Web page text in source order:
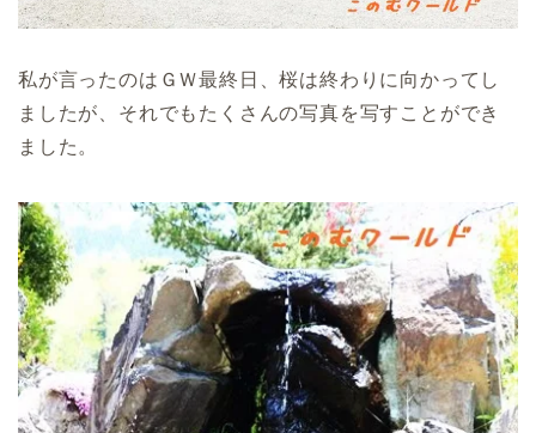
私が言ったのはＧＷ最終日、桜は終わりに向かってし
ましたが、それでもたくさんの写真を写すことができ
ました。